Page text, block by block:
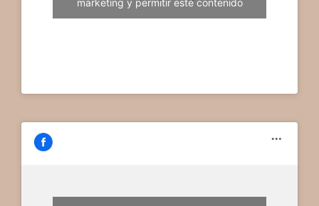
marketing y permitir este contenido